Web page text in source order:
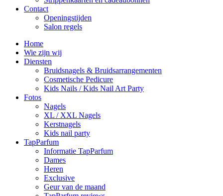
Contact
Openingstijden
Salon regels
Home
Wie zijn wij
Diensten
Bruidsnagels & Bruidsarrangementen
Cosmetische Pedicure
Kids Nails / Kids Nail Art Party
Fotos
Nagels
XL / XXL Nagels
Kerstnagels
Kids nail party
TapParfum
Informatie TapParfum
Dames
Heren
Exclusive
Geur van de maand